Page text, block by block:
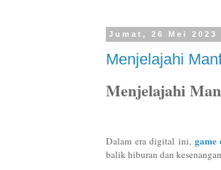
Jumat, 26 Mei 2023
Menjelajahi
Menjelajahi
Dalam era digital ini, game
balik hiburan dan